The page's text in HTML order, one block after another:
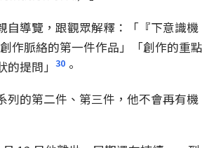
自導覽，跟觀眾解釋：「『下意識機
作脈絡的第一件作品」「創作的重點
提問」 30 。
列的第二件、第三件，他不會再有機